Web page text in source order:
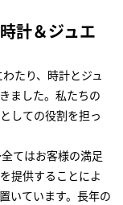
計＆ジュエ
たり、時計とジュ
ました。私たちの
しての役割を担っ
てはお客様の満足
提供することによ
いています。長年の